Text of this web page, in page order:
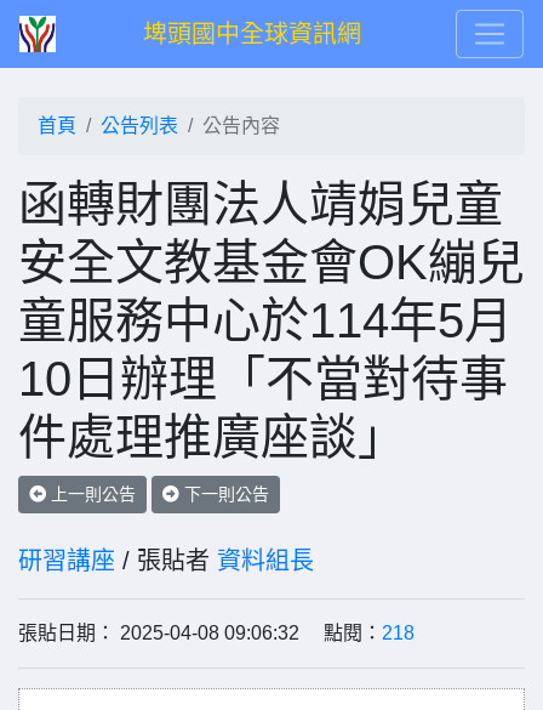
埤頭國中全球資訊網
首頁 公告列表 公告內容
函轉財團法人靖娟兒童
安全文教基金會OK繃兒
童服務中心於114年5月
10日辦理「不當對待事
件處理推廣座談」
上一則公告 下一則公告
研習講座 / 張貼者 資料組長
張貼日期： 2025-04-08 09:06:32 點閱： 218